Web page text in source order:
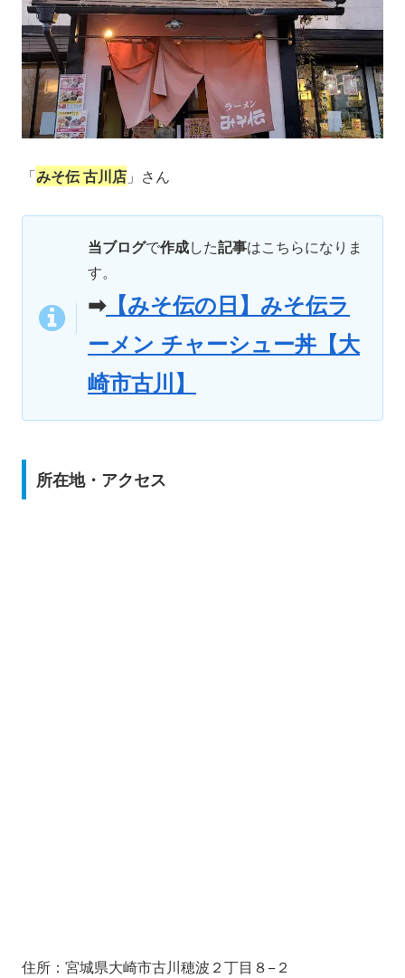
「みそ伝 古川店 」さん
当ブログで作成した記事はこちらになりま
す。
➡【みそ伝の日】みそ伝ラ
ーメン チャーシュー丼【大
崎市古川】
所在地・アクセス
住所：宮城県大崎市古川穂波２丁目８−２